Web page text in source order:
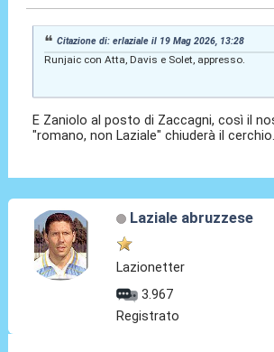
Citazione di: erlaziale il 19 Mag 2026, 13:28
Runjaic con Atta, Davis e Solet, appresso.
E Zaniolo al posto di Zaccagni, così il
"romano, non Laziale" chiuderà il cerchio.
Laziale abruzzese
Lazionetter
3.967
Registrato